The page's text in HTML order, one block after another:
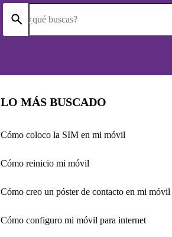
¿qué buscas?
LO MÁS BUSCADO
Cómo coloco la SIM en mi móvil
Cómo reinicio mi móvil
Cómo creo un póster de contacto en mi móvil
Cómo configuro mi móvil para internet